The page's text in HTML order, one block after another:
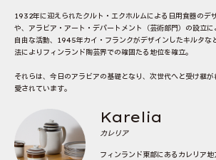
1932年に迎えられたクルト・エクホルムによる日用食器のデ
や、アラビア・アート・デパートメント（芸術部門）の設立
自由な活動、1945年カイ・フランクがデザインしたキルタな
法によりフィンランド陶芸界での確固たる地位を確立。
それらは、今日のアラビアの基礎となり、次世代へと受け継
愛されています。
Karelia
カレリア
フィンランド東部にあるカレリア